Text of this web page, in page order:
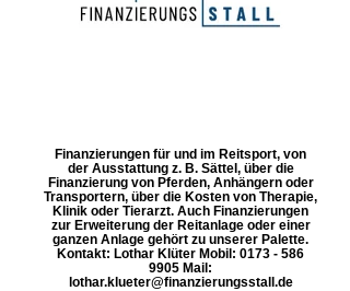
Finanzierungen für und im Reitsport, von
der Ausstattung z. B. Sättel, über die
Finanzierung von Pferden, Anhängern oder
Transportern, über die Kosten von Therapie,
Klinik oder Tierarzt. Auch Finanzierungen
zur Erweiterung der Reitanlage oder einer
ganzen Anlage gehört zu unserer Palette.
Kontakt: Lothar Klüter Mobil: 0173 - 586
9905 Mail:
lothar.klueter@finanzierungsstall.de